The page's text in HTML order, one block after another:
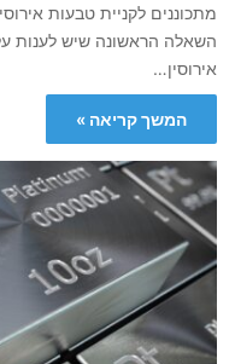
מתכוננים לקניית טבעות
השאלה הראשונה שיש לענות
אירוסין…
המשך קריאה »